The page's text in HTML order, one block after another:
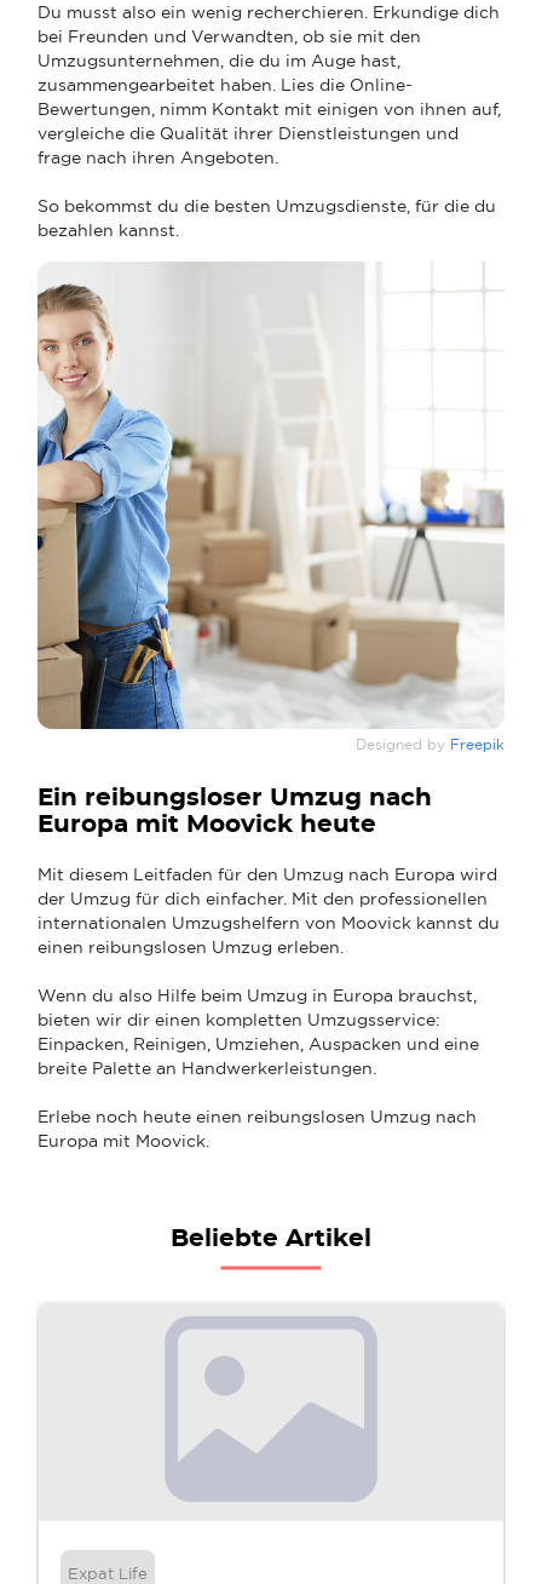
Du musst also ein wenig recherchieren. Erkundige dich
bei Freunden und Verwandten, ob sie mit den
Umzugsunternehmen, die du im Auge hast,
zusammengearbeitet haben. Lies die Online-
Bewertungen, nimm Kontakt mit einigen von ihnen auf,
vergleiche die Qualität ihrer Dienstleistungen und
frage nach ihren Angeboten.
So bekommst du die besten Umzugsdienste, für die du
bezahlen kannst.
Designed by Freepik
Ein reibungsloser Umzug nach
Europa mit Moovick heute
Mit diesem Leitfaden für den Umzug nach Europa wird
der Umzug für dich einfacher. Mit den professionellen
internationalen Umzugshelfern von Moovick kannst du
einen reibungslosen Umzug erleben.
Wenn du also Hilfe beim Umzug in Europa brauchst,
bieten wir dir einen kompletten Umzugsservice:
Einpacken, Reinigen, Umziehen, Auspacken und eine
breite Palette an Handwerkerleistungen.
Erlebe noch heute einen reibungslosen Umzug nach
Europa mit Moovick.
Beliebte Artikel
Expat Life